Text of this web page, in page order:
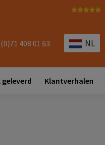
408 01 63 NL
geleverd Klantverhalen